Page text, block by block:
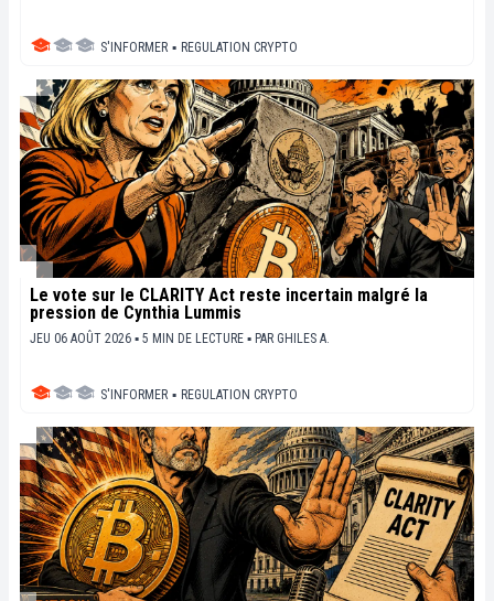
S'INFORMER ▪ REGULATION CRYPTO
Le vote sur le CLARITY Act reste incertain malgré la
pression de Cynthia Lummis
JEU 06 AOÛT 2026 ▪ 5 MIN DE LECTURE ▪ PAR GHILES A.
S'INFORMER ▪ REGULATION CRYPTO